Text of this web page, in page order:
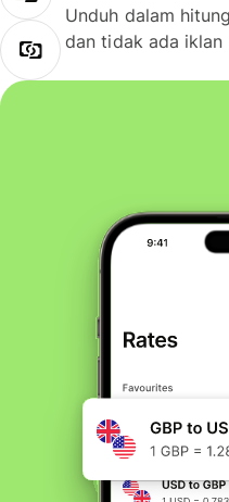
Unduh dalam
dan tidak ada iklan